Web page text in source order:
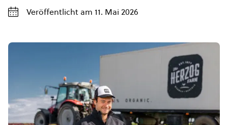
Veröffentlicht am 11. Mai 2026